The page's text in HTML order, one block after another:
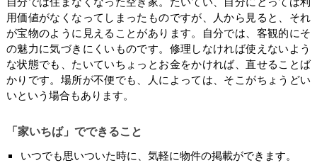
用価値がなくなってしまったものですが、人から見ると、それ
が宝物のように見えることがあります。自分では、客観的にそ
の魅力に気づきにくいものです。修理しなければ使えないよう
な状態でも、たいていちょっとお金をかければ、直せることば
かりです。場所が不便でも、人によっては、そこがちょうどい
いという場合もあります。
「家いちば」でできること
いつでも思いついた時に、気軽に物件の掲載ができます。